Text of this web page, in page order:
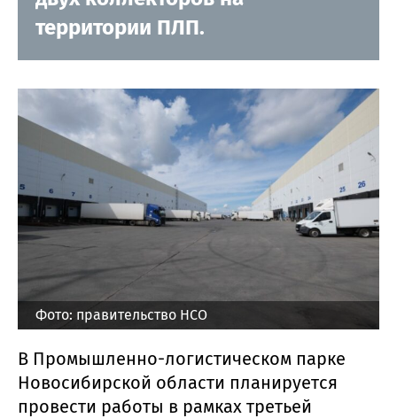
территории ПЛП.
Фото: правительство НСО
В Промышленно-логистическом парке
Новосибирской области планируется
провести работы в рамках третьей